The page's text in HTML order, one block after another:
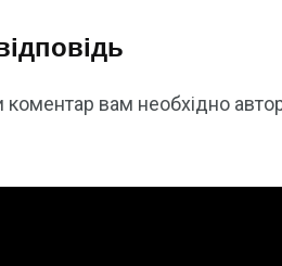
коментар вам необхідно